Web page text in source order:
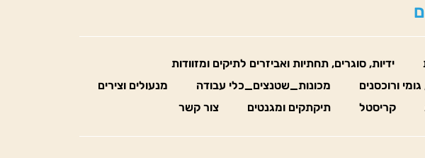
ידיות, סוגרים, תחתיות ואביזרים לתיקים ומזוודות
ורוכסנים מכונות_שטנצים_כלי עבודה
מנעולים וצירים
קריסטל תיקתקים ומגנטים צור קשר